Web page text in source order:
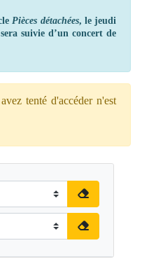
Pièces détachées, le jeudi
suivie d’un concert de
tenté d'accéder n'est